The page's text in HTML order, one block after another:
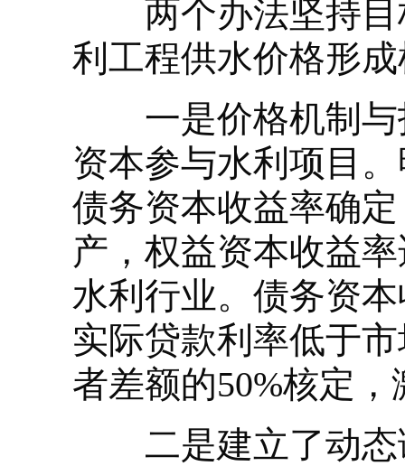
两个办法坚持目
利工程供水价格形
一是价格机制与
资本参与水利项目
债务资本收益率确
产，权益资本收益
水利行业。债务资
实际贷款利率低于
者差额的50%核定
二是建立了动态